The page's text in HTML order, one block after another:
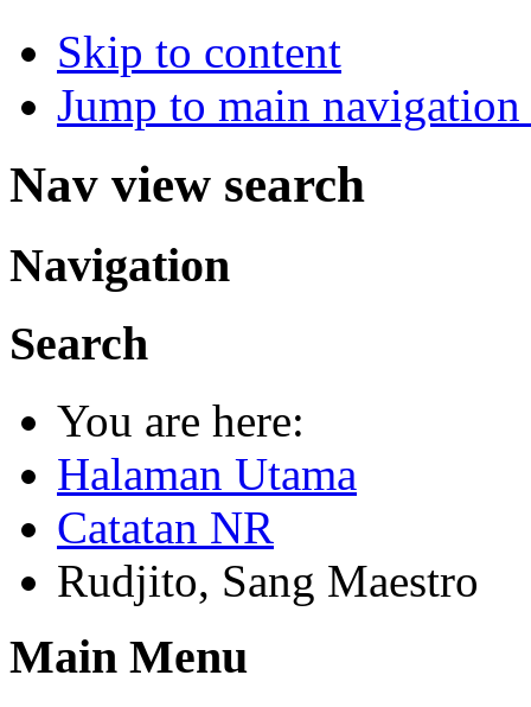
Skip to content
Jump to main
Nav view search
Navigation
Search
You are here:
Halaman Utama
Catatan NR
Rudjito, Sang Maestro
Main Menu